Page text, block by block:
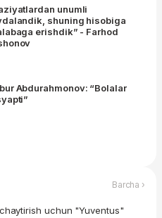
unumli
shuning hisobiga
erishdik” - Farhod
Abdurahmonov: “Bolalar
Barcha ›
uchun "Yuventus"